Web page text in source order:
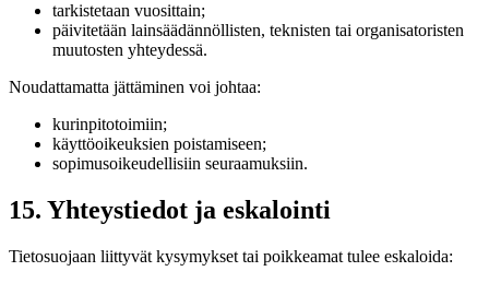
tarkistetaan vuosittain;
päivitetään lainsäädännöllisten, teknisten tai organisatoristen
muutosten yhteydessä.
Noudattamatta jättäminen voi johtaa:
kurinpitotoimiin;
käyttöoikeuksien poistamiseen;
sopimusoikeudellisiin seuraamuksiin.
15. Yhteystiedot ja eskalointi
Tietosuojaan liittyvät kysymykset tai poikkeamat tulee eskaloida: